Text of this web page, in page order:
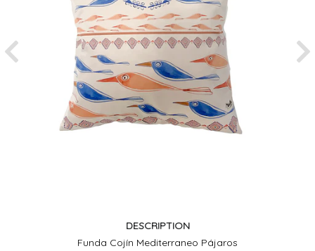
Previous
DESCRIPTION
Funda Cojín Mediterraneo Pájaros